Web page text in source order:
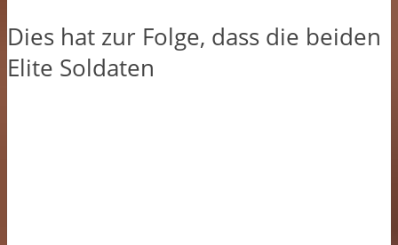
Dies hat zur Folge, dass die beiden
Elite Soldaten